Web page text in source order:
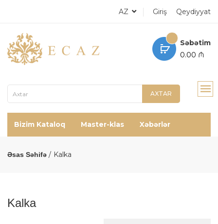
AZ Giriş Qeydiyyat
Səbətim
0.00 ₼
AXTAR
Bizim Kataloq Master-klas Xəbərlər
Əsas Səhifə Kalka
Kalka